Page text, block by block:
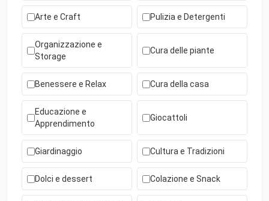
Arte e Craft Pulizia e Detergenti
Organizzazione e
Storage
Cura delle piante
Benessere e Relax Cura della casa
Educazione e
Apprendimento
Giocattoli
Giardinaggio Cultura e Tradizioni
Dolci e dessert Colazione e Snack